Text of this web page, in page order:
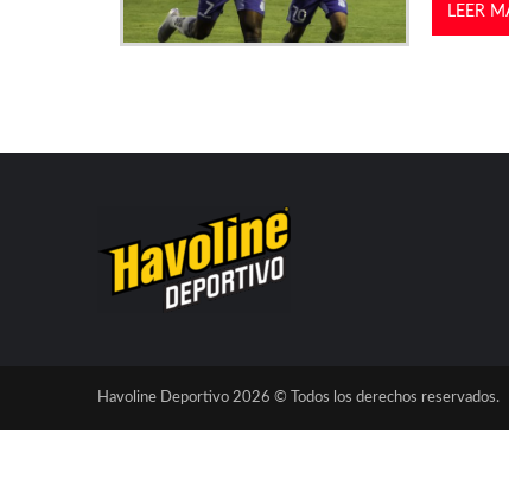
LEER
Havoline Deportivo 2026 © Todos los derechos reservados.